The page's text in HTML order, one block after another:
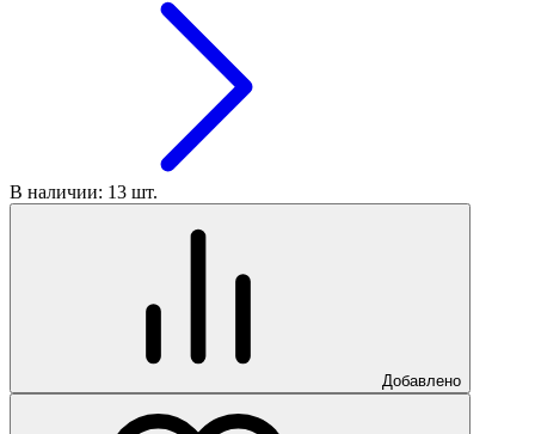
В наличии: 13 шт.
Добавлено